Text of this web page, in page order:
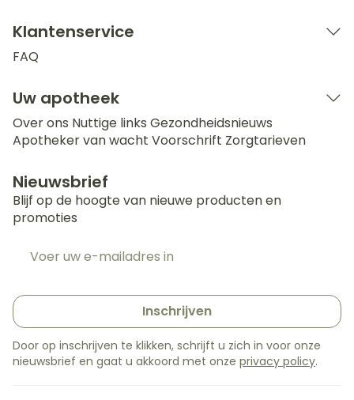
Klantenservice
FAQ
Uw apotheek
Over ons Nuttige links Gezondheidsnieuws
Apotheker van wacht Voorschrift Zorgtarieven
Nieuwsbrief
Blijf op de hoogte van nieuwe producten en
promoties
Inschrijven
Door op inschrijven te klikken, schrijft u zich in voor onze
nieuwsbrief en gaat u akkoord met onze privacy policy.